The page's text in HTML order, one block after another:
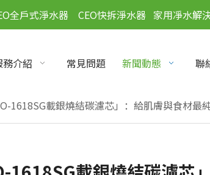
全戶式淨水器 CEO快拆淨水器 家用凈水解
務介紹 常見問題 新聞動態 聯
1618SG載銀燒結碳濾芯」：給肌膚與食材最